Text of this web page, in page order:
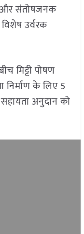
और संतोषजनक
विशेष उर्वरक
मिट्टी पोषण
निर्माण के लिए 5
अनुदान को